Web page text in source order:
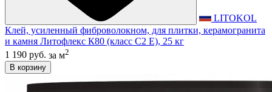
LITOKOL
Клей, усиленный фиброволокном, для плитки, керамогранита
и камня Литофлекс К80 (класс С2 E), 25 кг
1 190 руб. за м2
В корзину